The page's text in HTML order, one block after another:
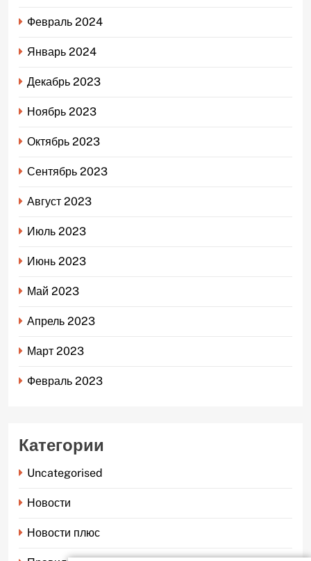
Февраль 2024
Январь 2024
Декабрь 2023
Ноябрь 2023
Октябрь 2023
Сентябрь 2023
Август 2023
Июль 2023
Июнь 2023
Май 2023
Апрель 2023
Март 2023
Февраль 2023
Категории
Uncategorised
Новости
Новости плюс